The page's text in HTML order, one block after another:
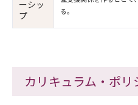
ーシッ
プ
る。
カリキュラム・ポリ